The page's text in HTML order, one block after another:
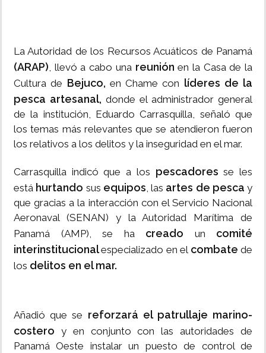
La Autoridad de los Recursos Acuáticos de Panamá
(ARAP), llevó a cabo una reunión en la Casa de la
Cultura de Bejuco, en Chame con líderes de la
pesca artesanal, donde el administrador general
de la institución, Eduardo Carrasquilla, señaló que
los temas más relevantes que se atendieron fueron
los relativos a los delitos y la inseguridad en el mar.
Carrasquilla indicó que a los pescadoresse les
está hurtando sus equipos, las artes de pesca y
que gracias a la interacción con el Servicio Nacional
Aeronaval (SENAN) y la Autoridad Marítima de
Panamá (AMP), se ha creado un comité
interinstitucionalespecializado en el combate de
los delitos en el mar.
Añadió que se reforzará el patrullaje marino-
costero y en conjunto con las autoridades de
Panamá Oeste instalar un puesto de control de